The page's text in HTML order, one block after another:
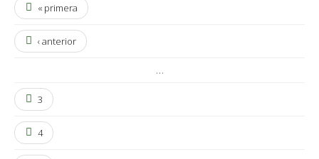
« primera
‹ anterior
…
3
4